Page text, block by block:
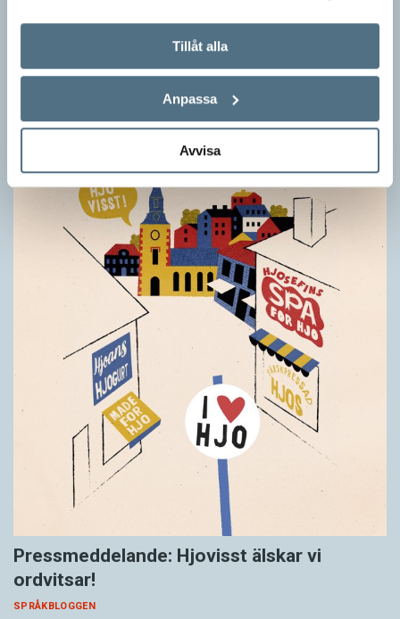
Tillåt alla
Anpassa
Avvisa
Grundsärskola byter namn till anpassad grundskola och
stor del i att detta namnbyte sker är artonåriga Leo Lust…
Pressmeddelande: Hjovisst älskar vi
ordvitsar!
SPRÅKBLOGGEN